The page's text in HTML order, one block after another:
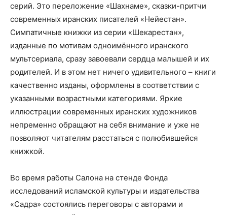
серий. Это переложение «Шахнаме», сказки-притчи
современных иранских писателей «Нейестан».
Симпатичные книжки из серии «Шекарестан»,
изданные по мотивам одноимённого иранского
мультсериала, сразу завоевали сердца малышей и их
родителей. И в этом нет ничего удивительного – книги
качественно изданы, оформлены в соответствии с
указанными возрастными категориями. Яркие
иллюстрации современных иранских художников
непременно обращают на себя внимание и уже не
позволяют читателям расстаться с полюбившейся
книжкой.
Во время работы Салона на стенде Фонда
исследований исламской культуры и издательства
«Садра» состоялись переговоры с авторами и